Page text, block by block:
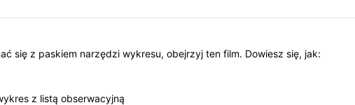
się z paskiem narzędzi wykresu, obejrzyj ten film. Dowiesz się, jak:
z listą obserwacyjną